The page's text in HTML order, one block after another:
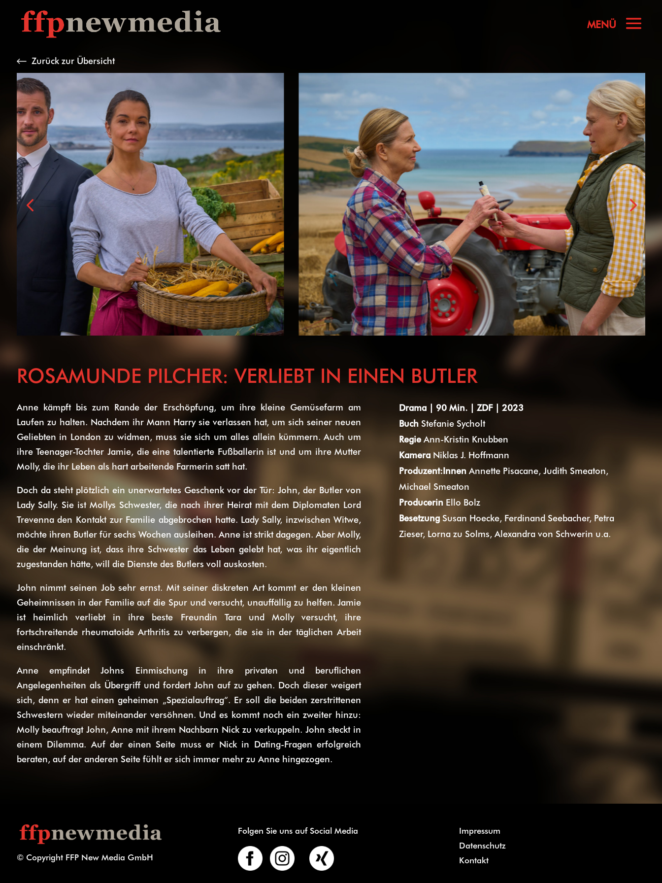
Zurück zur Übersicht
ROSAMUNDE PILCHER: VERLIEBT IN EINEN BUTLER
Anne kämpft bis zum Rande der Erschöpfung, um ihre kleine Gemüsefarm am
Laufen zu halten. Nachdem ihr Mann Harry sie verlassen hat, um sich seiner neuen
Geliebten in London zu widmen, muss sie sich um alles allein kümmern. Auch um
ihre Teenager-Tochter Jamie, die eine talentierte Fußballerin ist und um ihre Mutter
Molly, die ihr Leben als hart arbeitende Farmerin satt hat.
Doch da steht plötzlich ein unerwartetes Geschenk vor der Tür: John, der Butler von
Lady Sally. Sie ist Mollys Schwester, die nach ihrer Heirat mit dem Diplomaten Lord
Trevenna den Kontakt zur Familie abgebrochen hatte. Lady Sally, inzwischen Witwe,
möchte ihren Butler für sechs Wochen ausleihen. Anne ist strikt dagegen. Aber Molly,
die der Meinung ist, dass ihre Schwester das Leben gelebt hat, was ihr eigentlich
zugestanden hätte, will die Dienste des Butlers voll auskosten.
John nimmt seinen Job sehr ernst. Mit seiner diskreten Art kommt er den kleinen
Geheimnissen in der Familie auf die Spur und versucht, unauffällig zu helfen. Jamie
ist heimlich verliebt in ihre beste Freundin Tara und Molly versucht, ihre
fortschreitende rheumatoide Arthritis zu verbergen, die sie in der täglichen Arbeit
einschränkt.
Anne empfindet Johns Einmischung in ihre privaten und beruflichen
Angelegenheiten als Übergriff und fordert John auf zu gehen. Doch dieser weigert
sich, denn er hat einen geheimen „Spezialauftrag“. Er soll die beiden zerstrittenen
Schwestern wieder miteinander versöhnen. Und es kommt noch ein zweiter hinzu:
Molly beauftragt John, Anne mit ihrem Nachbarn Nick zu verkuppeln. John steckt in
einem Dilemma. Auf der einen Seite muss er Nick in Dating-Fragen erfolgreich
beraten, auf der anderen Seite fühlt er sich immer mehr zu Anne hingezogen.
Drama | 90 Min. | ZDF | 2023
Buch Stefanie Sycholt
Regie Ann-Kristin Knubben
KameraNiklas J. Hoffmann
Produzent:Innen Annette Pisacane, Judith Smeaton,
Michael Smeaton
ProducerinEllo Bolz
Besetzung Susan Hoecke, Ferdinand Seebacher, Petra
Zieser, Lorna zu Solms, Alexandra von Schwerin u.a.
© Copyright FFP New Media GmbH
Folgen Sie uns auf Social Media
Impressum
Datenschutz
Kontakt